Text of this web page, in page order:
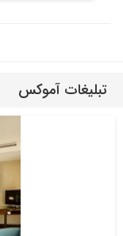
تبلیغات آموکس